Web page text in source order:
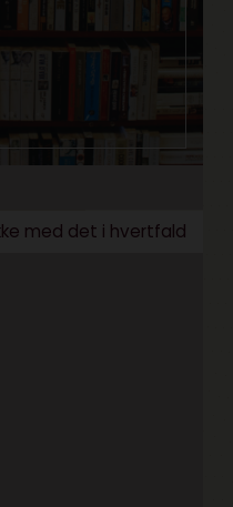
med det i hvertfald